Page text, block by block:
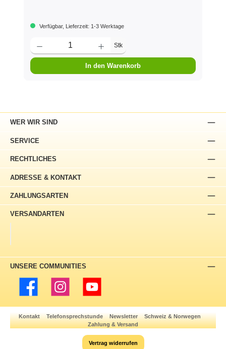
Verfügbar, Lieferzeit: 1-3 Werktage
Stk
In den Warenkorb
ADRESSE & KONTAKT
WER WIR SIND
SERVICE
RECHTLICHES
ZAHLUNGSARTEN
VERSANDARTEN
UNSERE COMMUNITIES
Facebook Instagram YouTube
Kontakt Telefonsprechstunde Newsletter
Schweiz & Norwegen
Zahlung & Versand
Vertrag widerrufen